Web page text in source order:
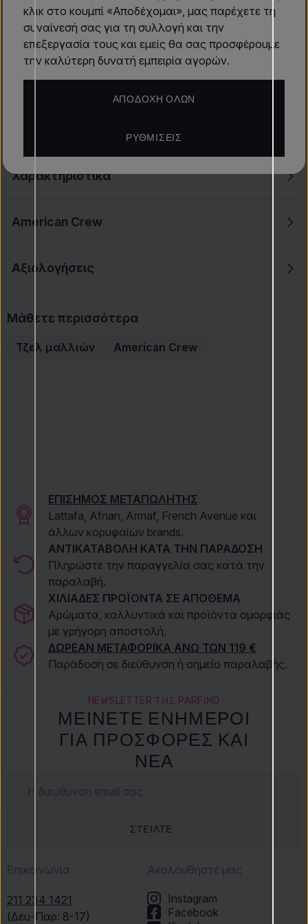
Χαρακτηριστικά
American Crew
Αξιολογήσεις
Μάθετε περισσότερα
Τζελ μαλλιών American Crew
Fiber 50 g
Ελαστικό τζελ σταθεροποίησης
7,00 €
Διαθέσιμο
ΕΠΙΣΗΜΟΣ ΜΕΤΑΠΩΛΗΤΗΣ
Lattafa, Afnan, Armaf, French Avenue και
άλλων κορυφαίων brands.
ΑΝΤΙΚΑΤΑΒΟΛΗ ΚΑΤΑ ΤΗΝ ΠΑΡΑΔΟΣΗ
Πληρώστε την παραγγελία σας κατά την
παραλαβή.
ΧΙΛΙΑΔΕΣ ΠΡΟΪΟΝΤΑ ΣΕ ΑΠΟΘΕΜΑ
Αρώματα, καλλυντικά και προϊόντα ομορφιάς
με γρήγορη αποστολή.
ΔΩΡΕΑΝ ΜΕΤΑΦΟΡΙΚΑ ΑΝΩ ΤΩΝ 119 €
Παράδοση σε διεύθυνση ή σημείο παραλαβής.
NEWSLETTER ΤΗΣ PARFIMO
ΜΕΊΝΕΤΕ ΕΝΉΜΕΡΟΙ
ΓΙΑ ΠΡΟΣΦΟΡΈΣ ΚΑΙ
ΝΈΑ
ΣΤΕΊΛΤΕ
Επικοινωνία
211 234 1421
(Δευ-Παρ: 8-17)
Ακολουθήστε μας
Instagram
Facebook
κλικ στο κουμπί «Αποδέχομαι», μας παρέχετε τη
συναίνεσή σας για τη συλλογή και την
επεξεργασία τους και εμείς θα σας προσφέρουμε
την καλύτερη δυνατή εμπειρία αγορών.
ΡΥΘΜΊΣΕΙΣ
ΑΠΟΔΟΧΉ ΌΛΩΝ